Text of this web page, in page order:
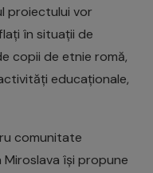
proiectului vor
în situații de
copii de etnie romă,
educaționale,
comunitate
își propune